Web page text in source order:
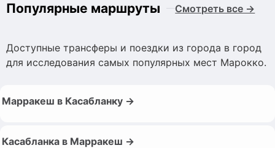
Популярные маршруты Смотреть все →
Доступные трансферы и поездки из города в город
для исследования самых популярных мест Марокко.
Марракеш в Касабланку →
Касабланка в Марракеш →